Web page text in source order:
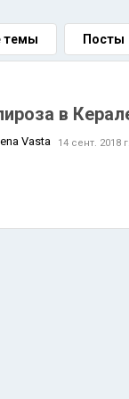
темы Посты
в
Vasta 14 сент. 2018